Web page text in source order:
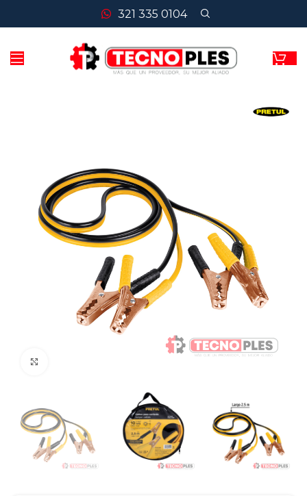
321 335 0104